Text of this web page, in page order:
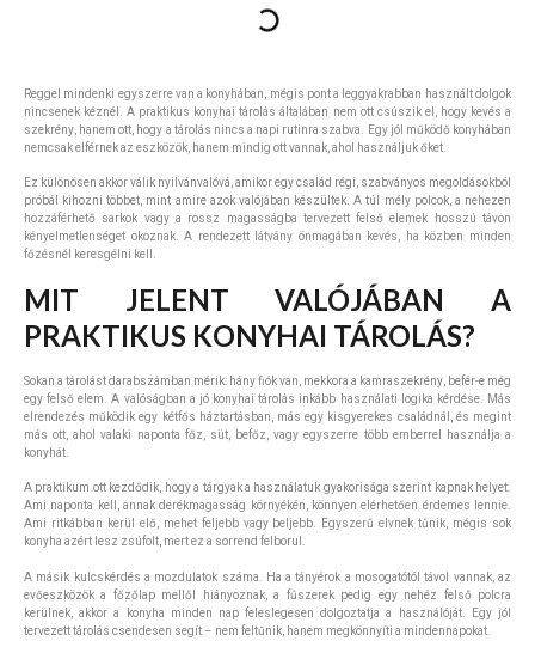
Reggel mindenki egyszerre van a konyhában, mégis pont a leggyakrabban használt dolgok
nincsenek kéznél. A praktikus konyhai tárolás általában nem ott csúszik el, hogy kevés a
szekrény, hanem ott, hogy a tárolás nincs a napi rutinra szabva. Egy jól működő konyhában
nemcsak elférnek az eszközök, hanem mindig ott vannak, ahol használjuk őket.
Ez különösen akkor válik nyilvánvalóvá, amikor egy család régi, szabványos megoldásokból
próbál kihozni többet, mint amire azok valójában készültek. A túl mély polcok, a nehezen
hozzáférhető sarkok vagy a rossz magasságba tervezett felső elemek hosszú távon
kényelmetlenséget okoznak. A rendezett látvány önmagában kevés, ha közben minden
főzésnél keresgélni kell.
MIT JELENT VALÓJÁBAN A
PRAKTIKUS KONYHAI TÁROLÁS?
Sokan a tárolást darabszámban mérik: hány fiók van, mekkora a kamraszekrény, befér-e még
egy felső elem. A valóságban a jó konyhai tárolás inkább használati logika kérdése. Más
elrendezés működik egy kétfős háztartásban, más egy kisgyerekes családnál, és megint
más ott, ahol valaki naponta főz, süt, befőz, vagy egyszerre több emberrel használja a
konyhát.
A praktikum ott kezdődik, hogy a tárgyak a használatuk gyakorisága szerint kapnak helyet.
Ami naponta kell, annak derékmagasság környékén, könnyen elérhetően érdemes lennie.
Ami ritkábban kerül elő, mehet feljebb vagy beljebb. Egyszerű elvnek tűnik, mégis sok
konyha azért lesz zsúfolt, mert ez a sorrend felborul.
A másik kulcskérdés a mozdulatok száma. Ha a tányérok a mosogatótól távol vannak, az
evőeszközök a főzőlap mellől hiányoznak, a fűszerek pedig egy nehéz felső polcra
kerülnek, akkor a konyha minden nap feleslegesen dolgoztatja a használóját. Egy jól
tervezett tárolás csendesen segít – nem feltűnik, hanem megkönnyíti a mindennapokat.